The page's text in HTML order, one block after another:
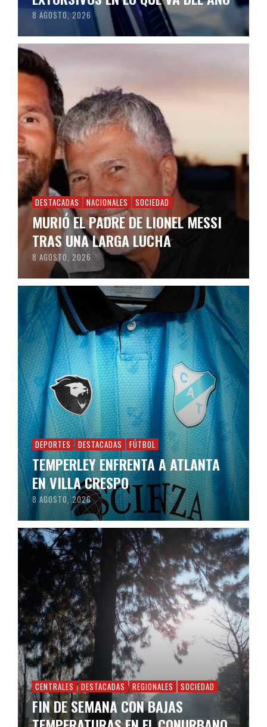
8 AGOSTO, 2026
DESTACADAS NACIONALES SOCIEDAD
MURIÓ EL PADRE DE LIONEL MESSI
TRAS UNA LARGA LUCHA
8 AGOSTO, 2026
DEPORTES DESTACADAS FÚTBOL
TEMPERLEY ENFRENTA A ATLANTA
EN VILLA CRESPO
8 AGOSTO, 2026
CENTRALES DESTACADAS REGIONALES SOCIEDAD
FIN DE SEMANA CON BAJAS